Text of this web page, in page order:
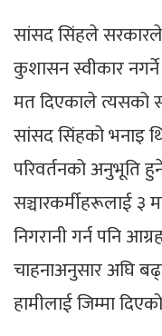
सांसद सिंहले सरकारले
कुशासन स्वीकार
मत दिएकाले त्यसको
सांसद सिंहको भनाइ
परिवर्तनको अनुभूति
सञ्चारकर्मीहरूलाई ३
निगरानी गर्न पनि
चाहनाअनुसार अघि
हामीलाई जिम्मा